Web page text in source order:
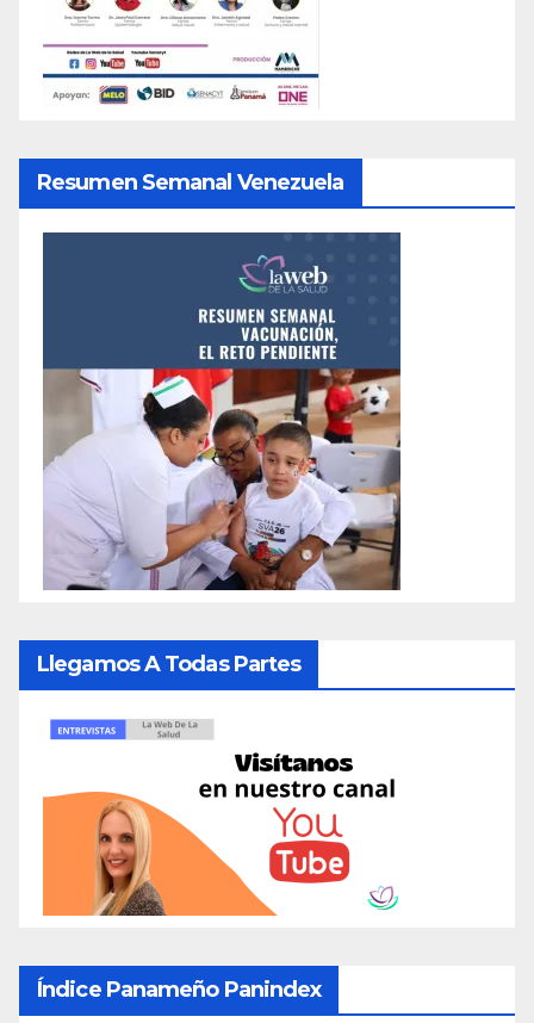
Resumen Semanal Venezuela
Llegamos A Todas Partes
Índice Panameño Panindex